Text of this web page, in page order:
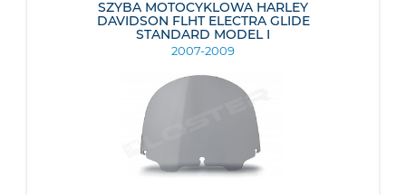
SZYBA MOTOCYKLOWA HARLEY
DAVIDSON FLHT ELECTRA GLIDE
STANDARD MODEL I
2007-2009